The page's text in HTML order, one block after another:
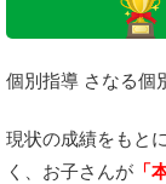
個別指導 さなる個
現状の成績をもと
く、お子さんが 「